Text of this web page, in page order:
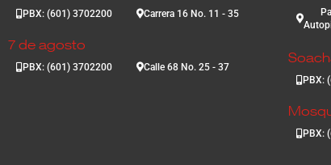
PBX: (601) 3702200 Carrera 16 No. 11 - 35
7 de agosto
PBX: (601) 3702200 Calle 68 No. 25 - 37
PBX:
PBX: